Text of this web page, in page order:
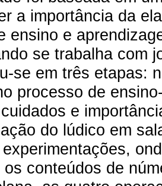
a importância da
ensino e
se trabalha com
se em três etapas:
processo de
e
do lúdico em
os conteúdos de